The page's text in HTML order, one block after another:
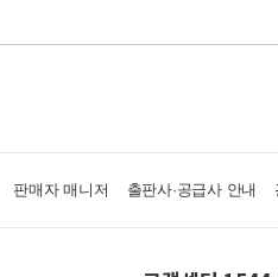
판매자 매니저 출판사·공급사 안내